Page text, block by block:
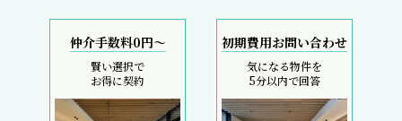
仲介手数料0円～
賢い選択で
お得に契約
初期費用お問い合わせ
気になる物件を
5分以内で回答